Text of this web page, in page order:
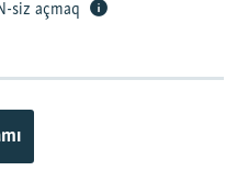
siz açmaq